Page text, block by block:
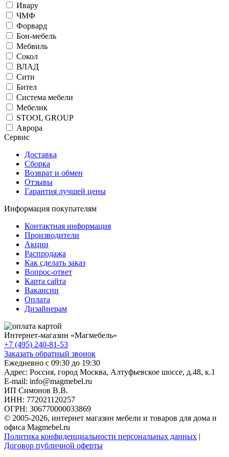
Ивару
ЧМФ
Форвард
Бон-мебель
Мебвиль
Сокол
ВЛАД
Сити
Бител
Система мебели
Мебелик
STOOL GROUP
Аврора
Сервис
Доставка
Сборка
Возврат и обмен
Отзывы
Гарантия лучшей цены
Информация покупателям
Контактная информация
Производители
Акции
Распродажа
Как сделать заказ
Вопрос-ответ
Карта сайта
Вакансии
Оплата
Дизайнерам
Интернет-магазин «Магмебель»
+7 (495) 240-81-53
Заказать обратный звонок
Ежедневно с 09:30 до 19:30
Адрес: Россия, город Москва, Алтуфьевское шоссе, д.48, к.1
E-mail: info@magmebel.ru
ИП Симонов В.В.
ИНН: 772021120257
ОГРН: 306770000033869
© 2005-2026, интернет магазин мебели и товаров для дома и
офиса Magmebel.ru
Политика конфиденциальности персональных данных |
Договор публичной оферты